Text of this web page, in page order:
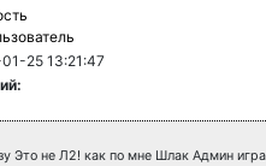
25 13:21:47
Это не Л2! как по мне Шлак Админ